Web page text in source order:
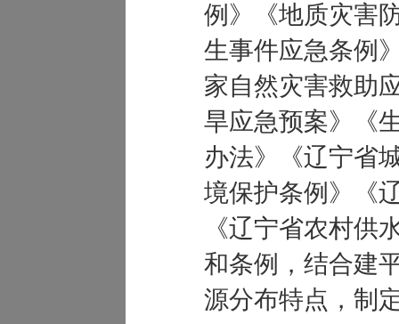
例 》《地质灾害
生事件应急条例
家自然灾害救助
旱应急预案》《
办法》《辽宁省
境保护条例》《
《辽宁省农村供
和条例，结合建
源分布特点，制